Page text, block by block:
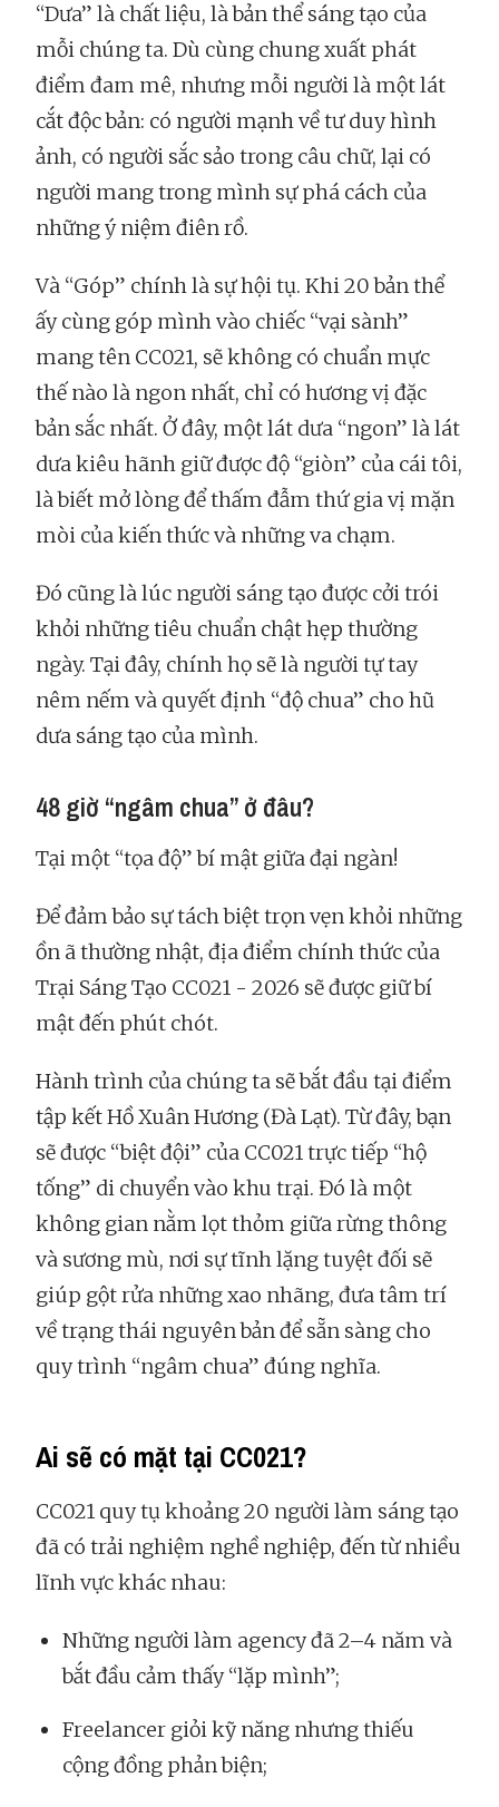
“Dưa” là chất liệu, là bản thể sáng tạo của
mỗi chúng ta. Dù cùng chung xuất phát
điểm đam mê, nhưng mỗi người là một lát
cắt độc bản: có người mạnh về tư duy hình
ảnh, có người sắc sảo trong câu chữ, lại có
người mang trong mình sự phá cách của
những ý niệm điên rồ.
Và “Góp” chính là sự hội tụ. Khi 20 bản thể
ấy cùng góp mình vào chiếc “vại sành”
mang tên CC021, sẽ không có chuẩn mực
thế nào là ngon nhất, chỉ có hương vị đặc
bản sắc nhất. Ở đây, một lát dưa “ngon” là lát
dưa kiêu hãnh giữ được độ “giòn” của cái tôi,
là biết mở lòng để thấm đẫm thứ gia vị mặn
mòi của kiến thức và những va chạm.
Đó cũng là lúc người sáng tạo được cởi trói
khỏi những tiêu chuẩn chật hẹp thường
ngày. Tại đây, chính họ sẽ là người tự tay
nêm nếm và quyết định “độ chua” cho hũ
dưa sáng tạo của mình.
48 giờ “ngâm chua” ở đâu?
Tại một “tọa độ” bí mật giữa đại ngàn!
Để đảm bảo sự tách biệt trọn vẹn khỏi những
ồn ã thường nhật, địa điểm chính thức của
Trại Sáng Tạo CC021 - 2026 sẽ được giữ bí
mật đến phút chót.
Hành trình của chúng ta sẽ bắt đầu tại điểm
tập kết Hồ Xuân Hương (Đà Lạt). Từ đây, bạn
sẽ được “biệt đội” của CC021 trực tiếp “hộ
tống” di chuyển vào khu trại. Đó là một
không gian nằm lọt thỏm giữa rừng thông
và sương mù, nơi sự tĩnh lặng tuyệt đối sẽ
giúp gột rửa những xao nhãng, đưa tâm trí
về trạng thái nguyên bản để sẵn sàng cho
quy trình “ngâm chua” đúng nghĩa.
Ai sẽ có mặt tại CC021?
CC021 quy tụ khoảng 20 người làm sáng tạo
đã có trải nghiệm nghề nghiệp, đến từ nhiều
lĩnh vực khác nhau:
Những người làm agency đã 2–4 năm và
bắt đầu cảm thấy “lặp mình”;
Freelancer giỏi kỹ năng nhưng thiếu
cộng đồng phản biện;